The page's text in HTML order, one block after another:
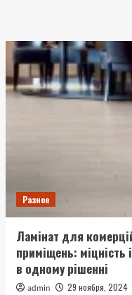
Разное
Ламінат для
приміщень: міцність
в одному рішенні
admin
29 ноября, 2024